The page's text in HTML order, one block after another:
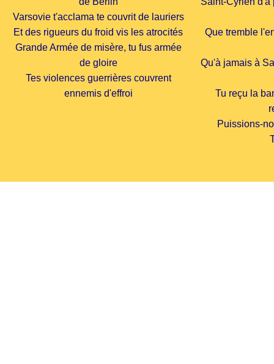
Varsovie t'acclama te couvrit de lauriers
Et des rigueurs du froid vis les atrocités
Grande Armée de misère, tu fus armée
de gloire
Tes violences guerrières couvrent
ennemis d'effroi
Que tremble
Qu'à jamais à
Tu reçu la
Puissions-